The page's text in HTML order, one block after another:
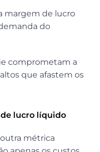
margem de lucro
do
comprometam a
que afastem os
de lucro líquido
métrica